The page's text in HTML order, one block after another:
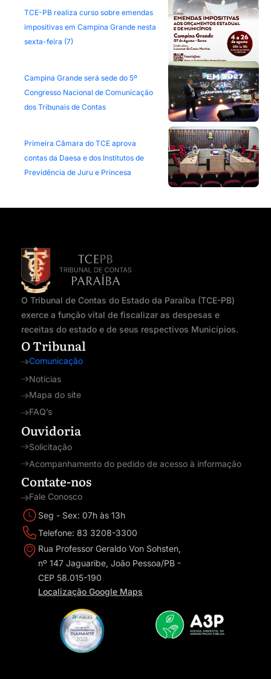
TCE-PB realiza curso sobre emendas
impositivas em Campina Grande nesta
sexta-feira (7)
Campina Grande será sede do 5º
Congresso Nacional de Comunicação
dos Tribunais de Contas
Primeira Câmara do TCE aprova
contas da Daesa e dos Institutos de
Previdência de Juru e Princesa
O Tribunal de Contas do Estado da Paraíba (TCE-PB)
exerce a função vital de fiscalizar as despesas e
receitas do estado e de seus respectivos Municípios.
O Tribunal
Comunicação
Notícias
Mapa do site
FAQ’s
Ouvidoria
Solicitação
Acompanhamento do pedido de acesso à informação
Contate-nos
Fale Conosco
Seg - Sex: 07h às 13h
Telefone: 83 3208-3300
Rua Professor Geraldo Von Sohsten,
nº 147 Jaguaribe, João Pessoa/PB -
CEP 58.015-190
Localização Google Maps